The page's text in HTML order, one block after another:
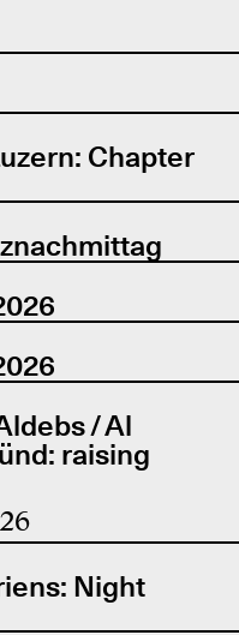
Chapter
/ Al
raising
Night